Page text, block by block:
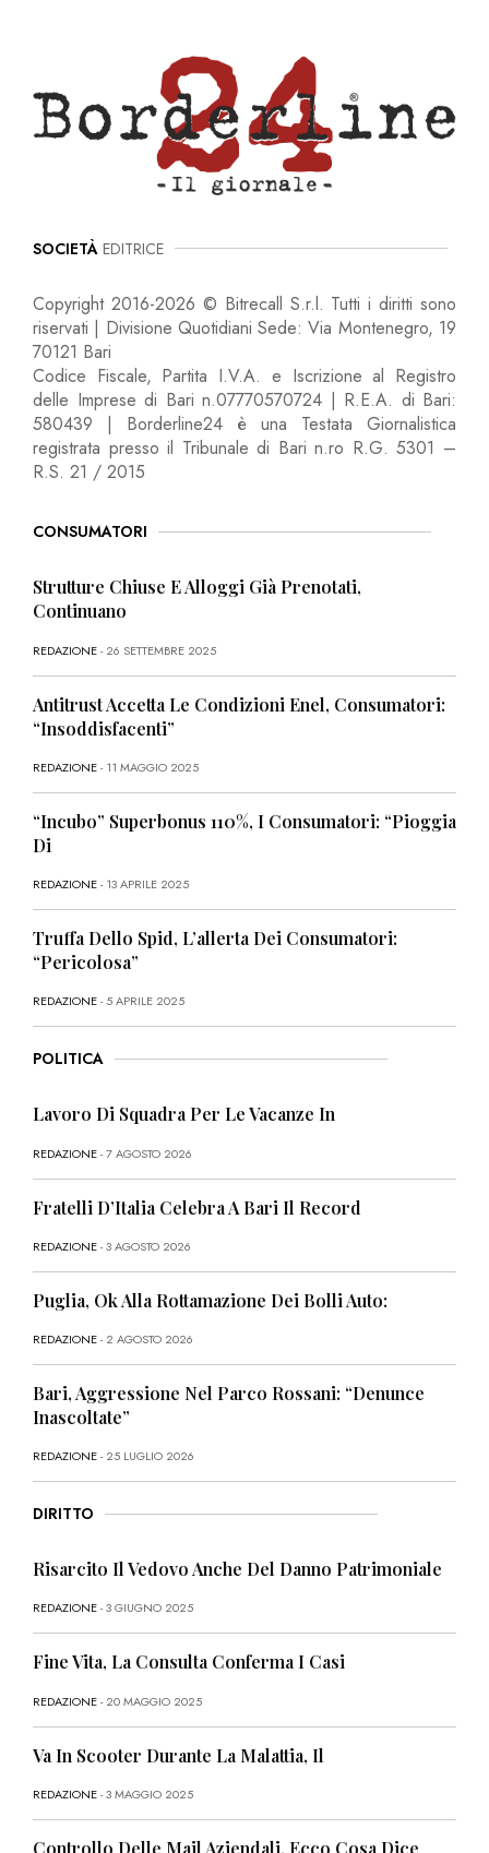
SOCIETÀ EDITRICE
Copyright 2016-2026 © Bitrecall S.r.l. Tutti i diritti sono
riservati | Divisione Quotidiani Sede: Via Montenegro, 19
70121 Bari
Codice Fiscale, Partita I.V.A. e Iscrizione al Registro
delle Imprese di Bari n.07770570724 | R.E.A. di Bari:
580439 | Borderline24 è una Testata Giornalistica
registrata presso il Tribunale di Bari n.ro R.G. 5301 –
R.S. 21 / 2015
CONSUMATORI
Strutture Chiuse E Alloggi Già Prenotati,
Continuano
REDAZIONE- 26 SETTEMBRE 2025
Antitrust Accetta Le Condizioni Enel, Consumatori:
“Insoddisfacenti”
REDAZIONE- 11 MAGGIO 2025
“Incubo” Superbonus 110%, I Consumatori: “Pioggia
Di
REDAZIONE- 13 APRILE 2025
Truffa Dello Spid, L’allerta Dei Consumatori:
“Pericolosa”
REDAZIONE- 5 APRILE 2025
POLITICA
Lavoro Di Squadra Per Le Vacanze In
REDAZIONE- 7 AGOSTO 2026
Fratelli D’Italia Celebra A Bari Il Record
REDAZIONE- 3 AGOSTO 2026
Puglia, Ok Alla Rottamazione Dei Bolli Auto:
REDAZIONE- 2 AGOSTO 2026
Bari, Aggressione Nel Parco Rossani: “Denunce
Inascoltate”
REDAZIONE- 25 LUGLIO 2026
DIRITTO
Risarcito Il Vedovo Anche Del Danno Patrimoniale
REDAZIONE- 3 GIUGNO 2025
Fine Vita, La Consulta Conferma I Casi
REDAZIONE- 20 MAGGIO 2025
Va In Scooter Durante La Malattia, Il
REDAZIONE- 3 MAGGIO 2025
Controllo Delle Mail Aziendali, Ecco Cosa Dice